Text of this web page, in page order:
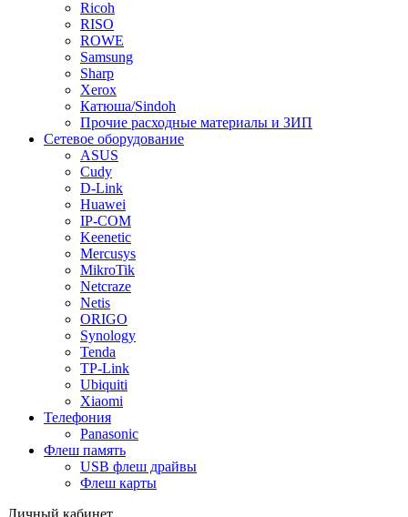
Ricoh
RISO
ROWE
Samsung
Sharp
Xerox
Катюша/Sindoh
Прочие расходные материалы и ЗИП
Сетевое оборудование
ASUS
Cudy
D-Link
Huawei
IP-COM
Keenetic
Mercusys
MikroTik
Netcraze
Netis
ORIGO
Synology
Tenda
TP-Link
Ubiquiti
Xiaomi
Телефония
Panasonic
Флеш память
USB флеш драйвы
Флеш карты
Личный кабинет